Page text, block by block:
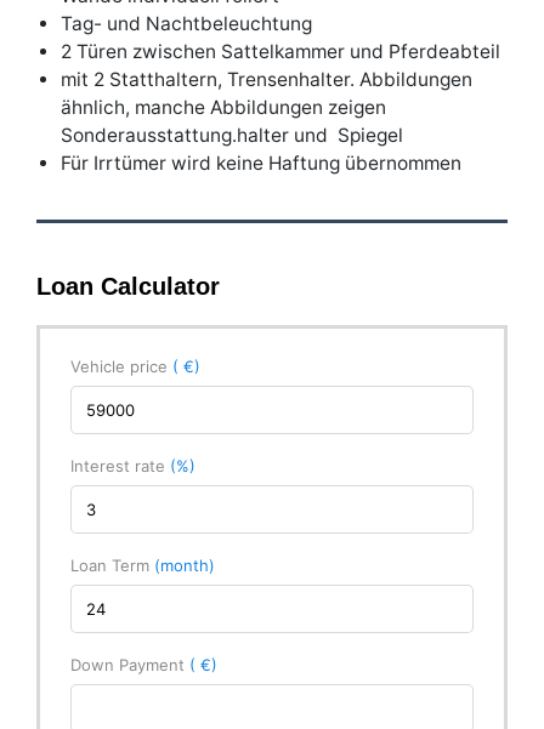
Tag- und Nachtbeleuchtung
2 Türen zwischen Sattelkammer und Pferdeabteil
mit 2 Statthaltern, Trensenhalter. Abbildungen
ähnlich, manche Abbildungen zeigen
Sonderausstattung.halter und Spiegel
Für Irrtümer wird keine Haftung übernommen
Loan Calculator
Vehicle price ( €)
Interest rate (%)
Loan Term (month)
Down Payment ( €)